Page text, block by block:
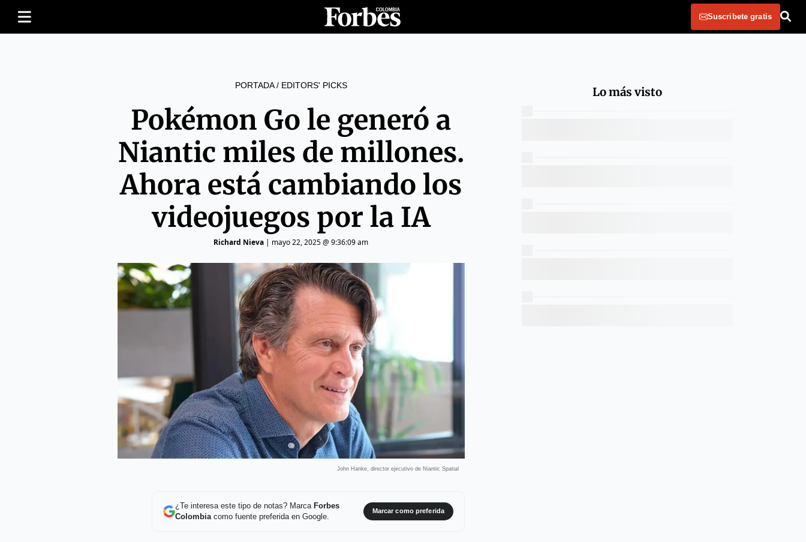
Suscribete gratis
PORTADA/ EDITORS' PICKS
Pokémon Go le generó a
Niantic miles de millones.
Ahora está cambiando los
videojuegos por la IA
Richard Nieva | mayo 22, 2025 @ 9:36:09 am
John Hanke, director ejecutivo de Niantic Spatial
¿Te interesa este tipo de notas? Marca Forbes
Colombiacomo fuente preferida en Google.
Marcar como preferida
Lo más visto